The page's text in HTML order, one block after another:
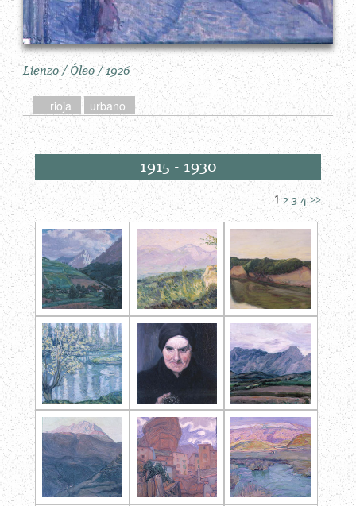
Lienzo / Óleo / 1926
rioja urbano
1915 - 1930
12 3 4 >>